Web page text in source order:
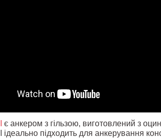
є анкером з гільзою, виготовлений з
підходить для анкерування